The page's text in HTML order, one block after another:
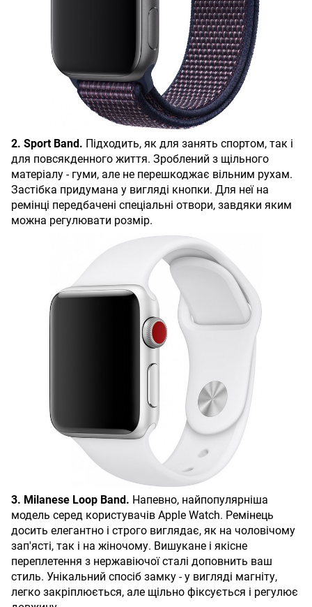
2. Sport Band. Підходить, як для занять спортом, так і
для повсякденного життя. Зроблений з щільного
матеріалу - гуми, але не перешкоджає вільним рухам.
Застібка придумана у вигляді кнопки. Для неї на
ремінці передбачені спеціальні отвори, завдяки яким
можна регулювати розмір.
3. Milanese Loop Band. Напевно, найпопулярніша
модель серед користувачів Apple Watch. Ремінець
досить елегантно і строго виглядає, як на чоловічому
зап'ясті, так і на жіночому. Вишукане і якісне
переплетення з нержавіючої сталі доповнить ваш
стиль. Унікальний спосіб замку - у вигляді магніту,
легко закріплюється, але щільно фіксується і регулює